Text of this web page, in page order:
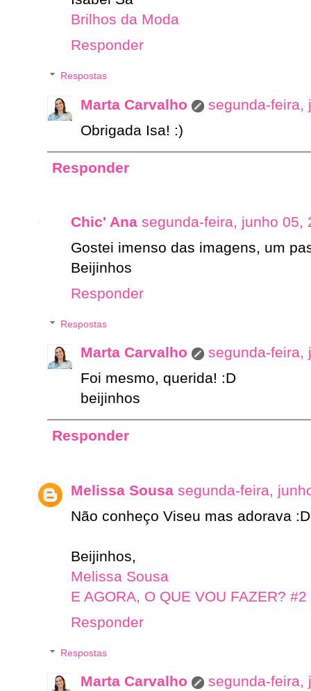
Brilhos da Moda
Responder
Respostas
Marta Carvalho
segunda-feira,
Obrigada Isa! :)
Responder
Chic' Ana segunda-feira, junho 05,
Gostei imenso das imagens, um
Beijinhos
Responder
Respostas
Marta Carvalho
segunda-feira,
Foi mesmo, querida! :D
beijinhos
Responder
Melissa Sousa segunda-feira,
Não conheço Viseu mas adorava :D
Beijinhos,
Melissa Sousa
E AGORA, O QUE VOU FAZER?
Responder
Respostas
Marta Carvalho
segunda-feira,